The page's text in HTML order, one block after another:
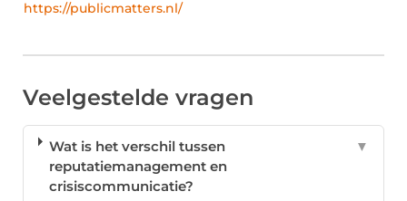
https://publicmatters.nl/
Veelgestelde vragen
Wat is het verschil tussen
reputatiemanagement en
crisiscommunicatie?
▼